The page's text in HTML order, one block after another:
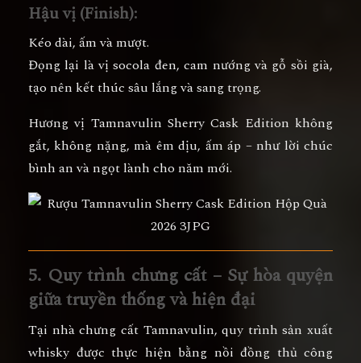
Hậu vị (Finish):
Kéo dài, ấm và mượt.
Đọng lại là vịsocola đen, cam nướng và gỗ sồi già,
tạo nên kết thúc sâu lắng và sang trọng.
Hương vị Tamnavulin Sherry Cask Edition không
gắt, không nặng, mà êm dịu, ấm áp – như lời chúc
bình an và ngọt lành cho năm mới.
5. Quy trình chưng cất – Sự hòa quyện
giữa truyền thống và hiện đại
Tại nhà chưng cất Tamnavulin, quy trình sản xuất
whisky được thực hiện bằng nồi đồng thủ công